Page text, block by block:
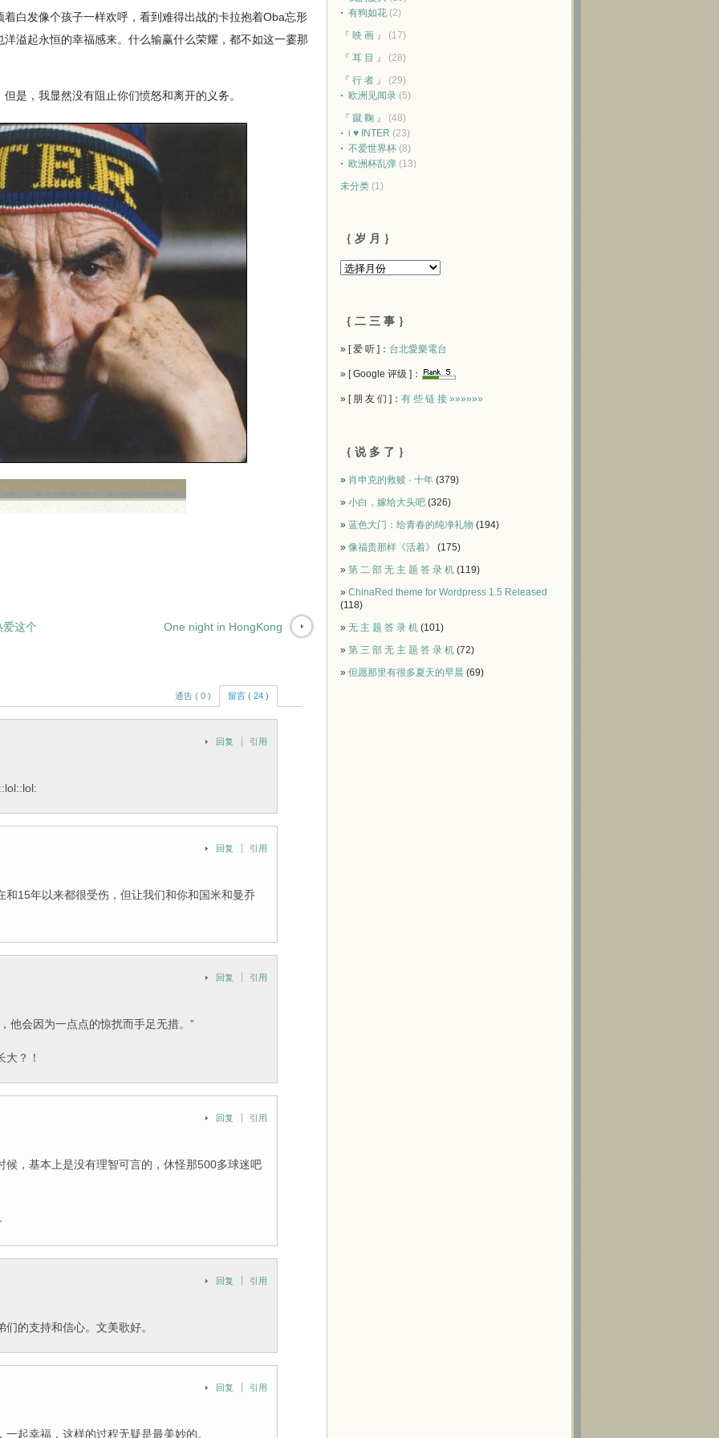
白发像个孩子一样欢呼，看到难得出战的卡拉抱着Oba忘形
溢起永恒的幸福感来。什么输赢什么荣耀，都不如这一霎那
，我显然没有阻止你们愤怒和离开的义务。
这个 One night in HongKong
通告 ( 0 ) 留言 ( 24 )
回复 引用
回复 引用
和15年以来都很受伤，但让我们和你和国米和曼乔
回复 引用
他会因为一点点的惊扰而手足无措。”
？！
回复 引用
候，基本上是没有理智可言的，休怪那500多球迷吧
回复 引用
的支持和信心。文美歌好。
回复 引用
起幸福，这样的过程无疑是最美妙的。
有狗如花 (2)
『 映 画 』
(17)
『 耳 目 』
(28)
『 行 者 』
(29)
欧洲见闻录 (5)
『 蹴 鞠 』
(48)
i ♥ INTER (23)
不爱世界杯 (8)
欧洲杯乱弹 (13)
未分类 (1)
｛ 岁 月 ｝
｛ 二 三 事 ｝
» [ 爱 听 ]： 台北愛樂電台
» [ Google 评级 ]：
» [ 朋 友 们 ]： 有 些 链 接 »»»»»»
｛ 说 多 了 ｝
» 肖申克的救赎 · 十年 (379)
» 小白，嫁给大头吧 (326)
» 蓝色大门：给青春的纯净礼物 (194)
» 像福贵那样《活着》
(175)
» 第 二 部 无 主 题 答 录 机 (119)
» ChinaRed theme for Wordpress 1.5 Released
(118)
» 无 主 题 答 录 机 (101)
» 第 三 部 无 主 题 答 录 机 (72)
» 但愿那里有很多夏天的早晨 (69)